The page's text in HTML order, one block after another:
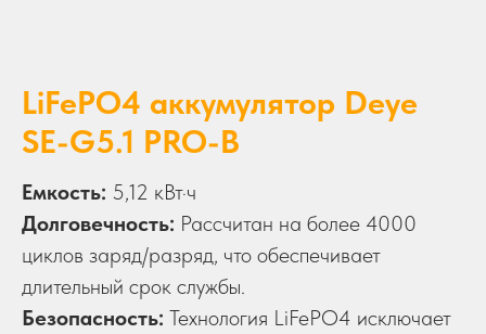
LiFePO4 аккумулятор Deye
SE-G5.1 PRO-B
Емкость: 5,12 кВт·ч
Долговечность: Рассчитан на более 4000
циклов заряд/разряд, что обеспечивает
длительный срок службы.
Безопасность: Технология LiFePO4 исключает